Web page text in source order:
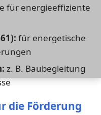
für energieeffiziente
für energetische
z. B. Baubegleitung
die Förderung